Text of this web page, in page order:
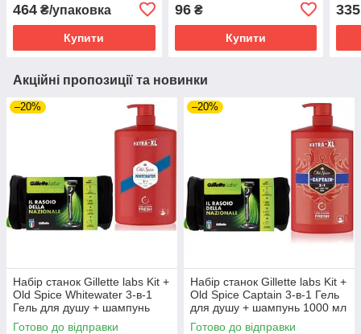
Wilkinson Sword 125 г
464 ₴/упаковка
Купити
96₴
Купити
335
Акційні пропозиції та новинки
–20%
Набір станок Gillette labs Kit +
Old Spice Whitewater 3-в-1
Гель для душу + шампунь
1000 мл в Подарунок
Готово до відправки
–20%
Набір станок Gillette labs Kit +
Old Spice Captain 3-в-1 Гель
для душу + шампунь 1000 мл
в Подарунок
Готово до відправки